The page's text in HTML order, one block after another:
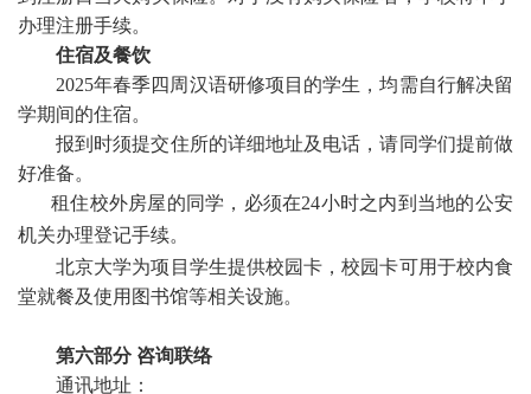
办理注册手续。
住宿及餐饮
2025年春季四周汉语研修项目的学生，均需自行解决留
学期间的住宿。
报到时须提交住所的详细地址及电话，请同学们提前做
好准备。
租住校外房屋的同学，必须在24小时之内到当地的公安
机关办理登记手续。
北京大学为项目学生提供校园卡，校园卡可用于校内食
堂就餐及使用图书馆等相关设施。
第六部分 咨询联络
通讯地址：